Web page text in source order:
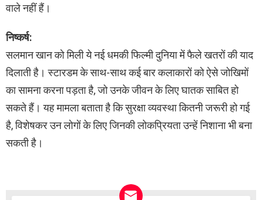
वाले नहीं हैं।
निष्कर्ष:
सलमान खान को मिली ये नई धमकी फिल्मी दुनिया में फैले खतरों की याद
दिलाती है। स्टारडम के साथ-साथ कई बार कलाकारों को ऐसे जोखिमों
का सामना करना पड़ता है, जो उनके जीवन के लिए घातक साबित हो
सकते हैं। यह मामला बताता है कि सुरक्षा व्यवस्था कितनी जरूरी हो गई
है, विशेषकर उन लोगों के लिए जिनकी लोकप्रियता उन्हें निशाना भी बना
सकती है।